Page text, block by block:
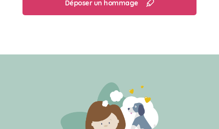
Déposer un hommage